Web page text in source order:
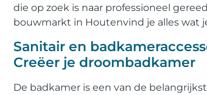
die op zoek is naar professioneel
bouwmarkt in Houtenvind je alles wat
Sanitair en
Creëer je droombadkamer
De badkamer is een van de